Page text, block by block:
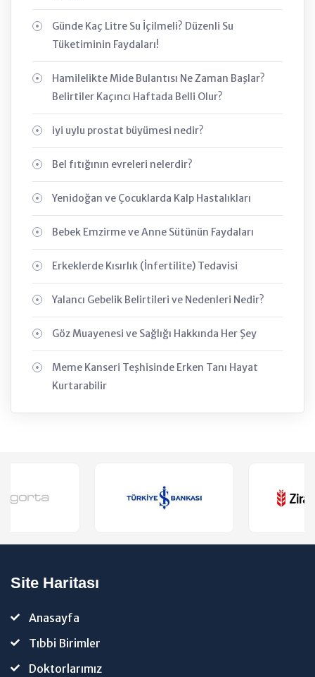
Günde Kaç Litre Su İçilmeli? Düzenli Su
Tüketiminin Faydaları!
Hamilelikte Mide Bulantısı Ne Zaman Başlar?
Belirtiler Kaçıncı Haftada Belli Olur?
iyi uylu prostat büyümesi nedir?
Bel fıtığının evreleri nelerdir?
Yenidoğan ve Çocuklarda Kalp Hastalıkları
Bebek Emzirme ve Anne Sütünün Faydaları
Erkeklerde Kısırlık (İnfertilite) Tedavisi
Yalancı Gebelik Belirtileri ve Nedenleri Nedir?
Göz Muayenesi ve Sağlığı Hakkında Her Şey
Meme Kanseri Teşhisinde Erken Tanı Hayat
Kurtarabilir
Site Haritası
Anasayfa
Tıbbi Birimler
Doktorlarımız